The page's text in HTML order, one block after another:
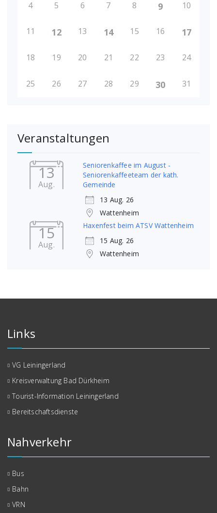
4 5 6 7 8 9 10
11 12 13 14 15 16 17
18 19 20 21 22 23 24
25 26 27 28 29 30 31
Veranstaltungen
13
Aug.
Seniorenkaffee im August -
Seniorenkaffeeteam der kath.
Gemeinde
13 Aug. 26
Wattenheim
15
Aug.
Haxenfest beim ATSV Wattenheim
15 Aug. 26
Wattenheim
Links
VG Leiningerland
Kreisverwaltung Bad Dürkheim
Tourist-Information Leiningerland
Bereitschaftsdienste
Nahverkehr
Bus
Bahn
VRN